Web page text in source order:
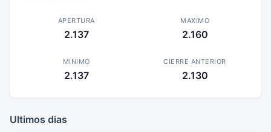
APERTURA
2.137
MAXIMO
2.160
MINIMO
2.137
CIERRE ANTERIOR
2.130
Ultimos dias